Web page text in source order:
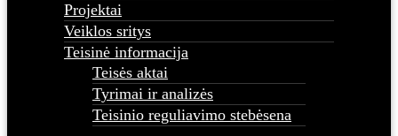
Projektai
Veiklos sritys
Teisinė informacija
Teisės aktai
Tyrimai ir analizės
Teisinio reguliavimo stebėsena